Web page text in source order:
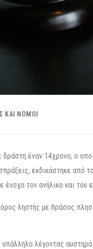
ΚΑΙ ΝΌΜΟΙ
έναν 14χρονο, ο
εκδικάστηκε από
ένοχο τον ανήλικο και
ληστής με θράσος
λέγοντας